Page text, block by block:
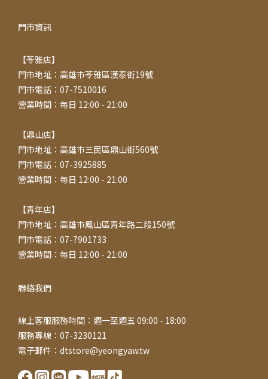
門市資訊
【苓雅店】
門市地址：高雄市苓雅區漢泰街19號
門市電話：07-7510016
營業時間：每日 12:00 - 21:00
【鼎山店】
門市地址：高雄市三民區鼎山街560號
門市電話：07-3925885
營業時間：每日 12:00 - 21:00
【青年店】
門市地址：高雄市鳳山區青年路二段150號
門市電話：07-7901733
營業時間：每日 12:00 - 21:00
聯絡我們
線上客服服務時間：週一至週五 09:00 - 18:00
服務專線：07-3230121
電子郵件：dtstore@yeongyaw.tw